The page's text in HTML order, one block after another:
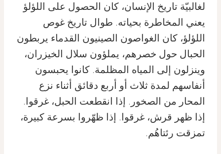
لغالبيّة تاريخ الإنسان، كان الحصول على اللؤلؤ
يعني المخاطرة بحياته. طوال تاريخ غوص
اللؤلؤ، كان الغواصون الصينيون القدماء يربطون
الحبال حول خصرهم، يملؤون سلال الخيزران،
وينزلون إلى المياه المظلمة. كانوا يحبسون
أنفاسهم لمدة ثلاث أو أربع دقائق أثناء نزع
المحار من الصخور. إذا انقطعت الحبل، غرقوا.
إذا ظهر قرش، غرقوا. إذا ظهّروا بسرعة كبيرة،
تمزقت رئتاهُم.